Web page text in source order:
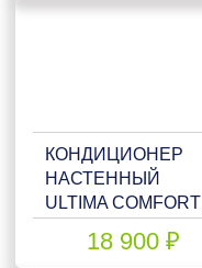
КОНДИЦИОНЕР
НАСТЕННЫЙ
ULTIMA COMFORT
18 900 ₽